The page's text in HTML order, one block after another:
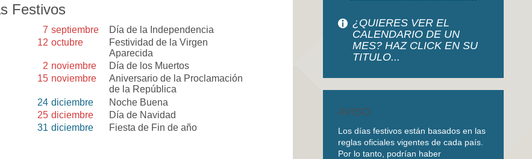
Festivos
7 septiembre
Día de la Independencia
12 octubre
Festividad de la Virgen
Aparecida
2 noviembre
Día de los Muertos
15 noviembre
Aniversario de la Proclamación
de la República
24 diciembre
Noche Buena
25 diciembre
Día de Navidad
31 diciembre Fiesta de Fin de año
¿QUIERES VER EL
CALENDARIO DE UN
MES? HAZ CLICK EN SU
TITULO...
AVISO
Los días festivos están basados en las
reglas oficiales vigentes de cada país.
Por lo tanto, podrían haber